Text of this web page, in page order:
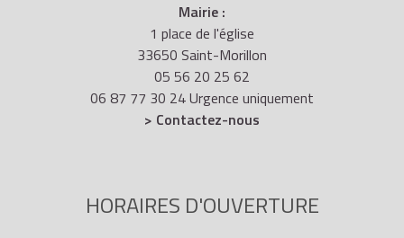
Mairie :
1 place de l'église
33650 Saint-Morillon
05 56 20 25 62
06 87 77 30 24 Urgence uniquement
> Contactez-nous
HORAIRES D'OUVERTURE